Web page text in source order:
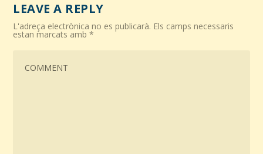
LEAVE A REPLY
L'adreça electrònica no es publicarà. Els camps necessaris
estan marcats amb*